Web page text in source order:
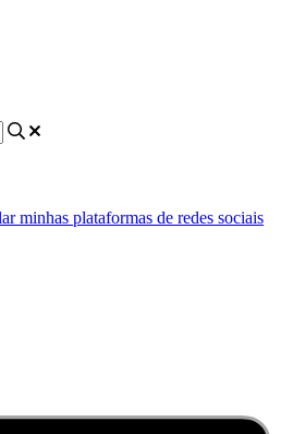
minhas plataformas de redes sociais